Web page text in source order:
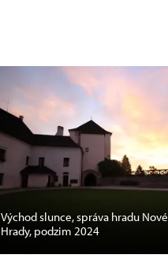
Východ slunce, správa hradu Nové
Hrady, podzim 2024